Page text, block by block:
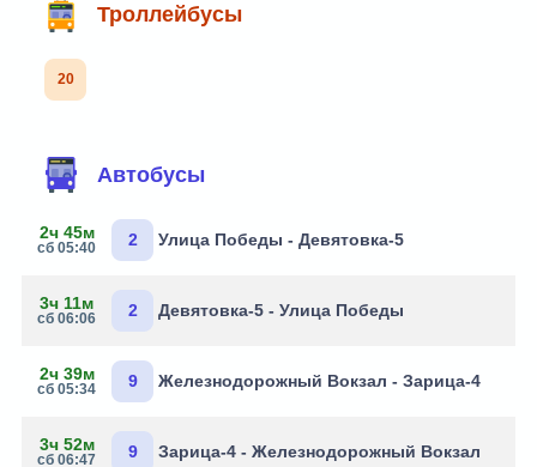
Троллейбусы
20
Автобусы
2ч 45м
сб 05:40 2 Улица Победы - Девятовка-5
3ч 11м
сб 06:06 2 Девятовка-5 - Улица Победы
2ч 39м
сб 05:34 9 Железнодорожный Вокзал - Зарица-4
3ч 52м
сб 06:47 9 Зарица-4 - Железнодорожный Вокзал